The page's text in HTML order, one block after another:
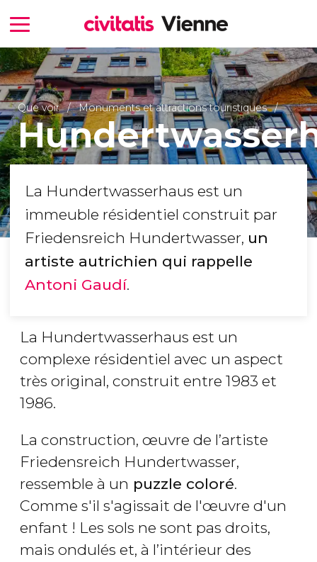
Que voir Monuments et attractions touristiques
La Hundertwasserhaus est un
immeuble résidentiel construit par
Friedensreich Hundertwasser, un
artiste autrichien qui rappelle
Antoni Gaudí.
La Hundertwasserhaus est un
complexe résidentiel avec un aspect
très original, construit entre 1983 et
1986.
La construction, œuvre de l’artiste
Friedensreich Hundertwasser,
ressemble à un puzzle coloré.
Comme s'il s'agissait de l'œuvre d'un
enfant ! Les sols ne sont pas droits,
mais ondulés et, à l’intérieur des